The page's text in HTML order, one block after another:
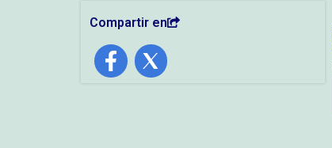
Compartir en